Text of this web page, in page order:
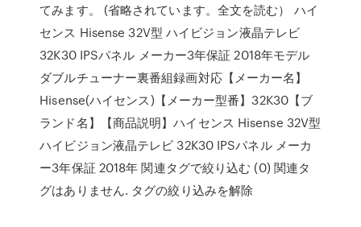
てみます。 (省略されています。全文を読む） ハイ
センス Hisense 32V型 ハイビジョン液晶テレビ
32K30 IPSパネル メーカー3年保証 2018年モデル
ダブルチューナー裏番組録画対応【メーカー名】
Hisense(ハイセンス)【メーカー型番】32K30【ブ
ランド名】【商品説明】ハイセンス Hisense 32V型
ハイビジョン液晶テレビ 32K30 IPSパネル メーカ
ー3年保証 2018年 関連タグで絞り込む (0) 関連タ
グはありません. タグの絞り込みを解除